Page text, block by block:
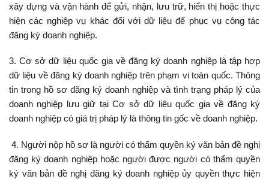
xây dựng và vận hành để gửi, nhận, lưu trữ, hiển thị hoặc thực
hiện các nghiệp vụ khác đối với dữ liệu để phục vụ công tác
đăng ký doanh nghiệp.
3. Cơ sở dữ liệu quốc gia về đăng ký doanh nghiệp là tập hợp
dữ liệu về đăng ký doanh nghiệp trên phạm vi toàn quốc. Thông
tin trong hồ sơ đăng ký doanh nghiệp và tình trạng pháp lý của
doanh nghiệp lưu giữ tại Cơ sở dữ liệu quốc gia về đăng ký
doanh nghiệp có giá trị pháp lý là thông tin gốc về doanh nghiệp.
4. Người nộp hồ sơ là người có thẩm quyền ký văn bản đề nghị
đăng ký doanh nghiệp hoặc người được người có thẩm quyền
ký văn bản đề nghị đăng ký doanh nghiệp ủy quyền thực hiện